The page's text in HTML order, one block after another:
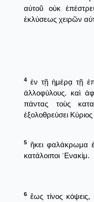
αὐτοῦ οὐκ
ἐκλύσεως χειρῶν
4 ἐν τῇ ἡμέρᾳ τῇ
ἀλλοφύλους. καὶ
πάντας τοὺς
ἐξολοθρεύσει
5 ἥκει φαλάκρωμα
κατάλοιποι ᾿Ενακίμ.
6 ἕως τίνος